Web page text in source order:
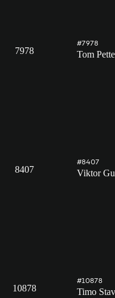
7978
#7978
Tom
8407
#8407
Viktor
10878
#10878
Timo